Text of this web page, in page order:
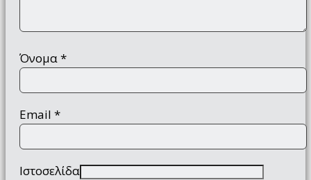
Όνομα*
Email *
Ιστοσελίδα